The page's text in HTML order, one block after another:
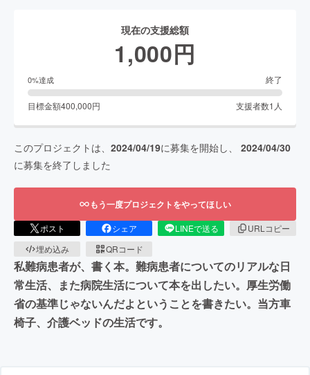
現在の支援総額
1,000円
0%達成 終了
目標金額400,000円 支援者数1 人
このプロジェクトは、 2024/04/19に募集を開始し、 2024/04/30
に募集を終了しました
もう一度プロジェクトをやってほしい
ポスト シェア LINEで送る
URLコピー
埋め込み
QRコード
私難病患者が、書く本。難病患者についてのリアルな日
常生活、また病院生活について本を出したい。厚生労働
省の基準じゃないんだよということを書きたい。当方車
椅子、介護ベッドの生活です。